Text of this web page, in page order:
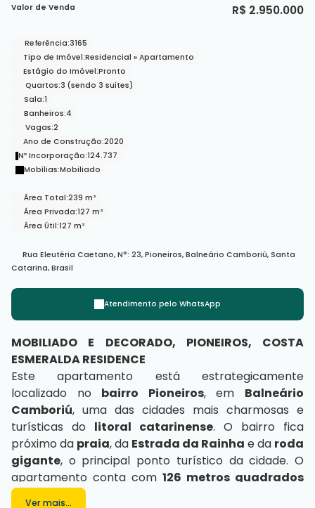
R$ 2.950.000
Valor de Venda
Referência:3165
Tipo de Imóvel:Residencial » Apartamento
Estágio do Imóvel:Pronto
Quartos:3 (sendo 3 suítes)
Sala:1
Banheiros:4
Vagas:2
Ano de Construção:2020
Nº Incorporação:124.737
Mobílias:Mobiliado
Área Total:239 m²
Área Privada:127 m²
Área Útil:127 m²
Rua Eleutéria Caetano,N°: 23,Pioneiros,Balneário Camboriú,Santa
Catarina, Brasil
Atendimento pelo WhatsApp
MOBILIADO E DECORADO, PIONEIROS, COSTA
ESMERALDA RESIDENCE
Este apartamento está estrategicamente
localizado no bairro Pioneiros, em Balneário
Camboriú, uma das cidades mais charmosas e
turísticas do litoral catarinense. O bairro fica
próximo da praia, da Estrada da Rainha e da roda
gigante, o principal ponto turístico da cidade. O
apartamento conta com 126 metros quadrados
de área privativa
Ver mais...